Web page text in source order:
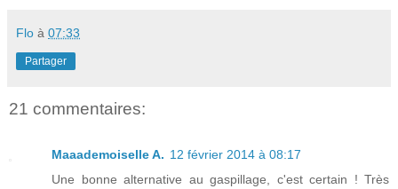
Flo à 07:33
Partager
21 commentaires:
Maaademoiselle A. 12 février 2014 à 08:17
Une bonne alternative au gaspillage, c'est certain ! Très